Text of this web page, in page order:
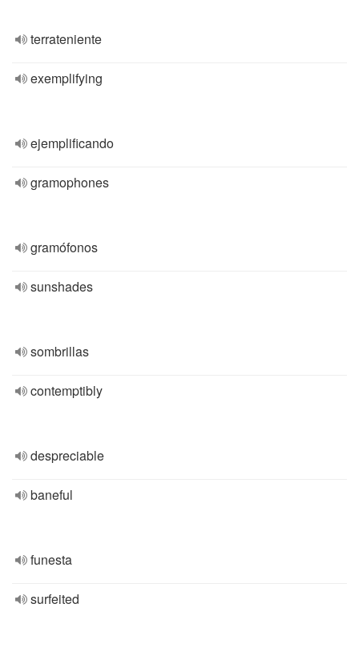
terrateniente
exemplifying
ejemplificando
gramophones
gramófonos
sunshades
sombrillas
contemptibly
despreciable
baneful
funesta
surfeited